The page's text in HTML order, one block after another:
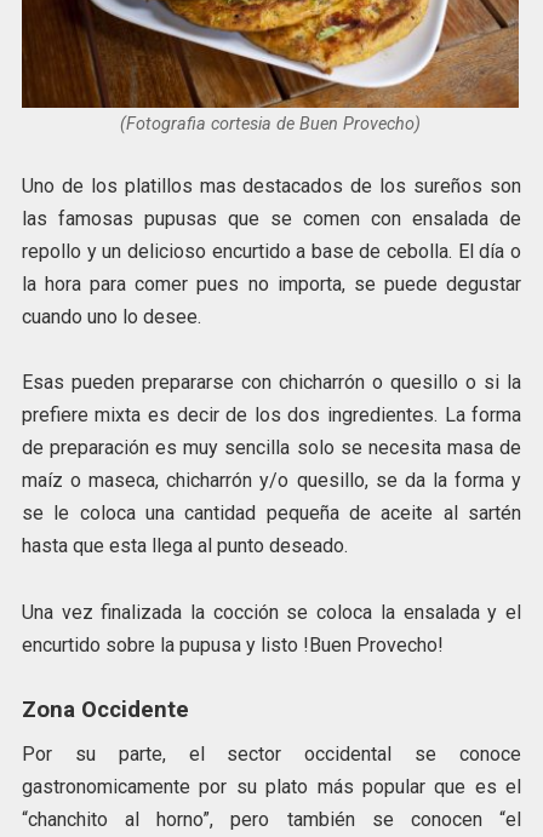
(Fotografia cortesia de Buen Provecho)
Uno de los platillos mas destacados de los sureños son
las famosas pupusas que se comen con ensalada de
repollo y un delicioso encurtido a base de cebolla. El día o
la hora para comer pues no importa, se puede degustar
cuando uno lo desee.
Esas pueden prepararse con chicharrón o quesillo o si la
prefiere mixta es decir de los dos ingredientes. La forma
de preparación es muy sencilla solo se necesita masa de
maíz o maseca, chicharrón y/o quesillo, se da la forma y
se le coloca una cantidad pequeña de aceite al sartén
hasta que esta llega al punto deseado.
Una vez finalizada la cocción se coloca la ensalada y el
encurtido sobre la pupusa y listo !Buen Provecho!
Zona Occidente
Por su parte, el sector occidental se conoce
gastronomicamente por su plato más popular que es el
“chanchito al horno”, pero también se conocen “el